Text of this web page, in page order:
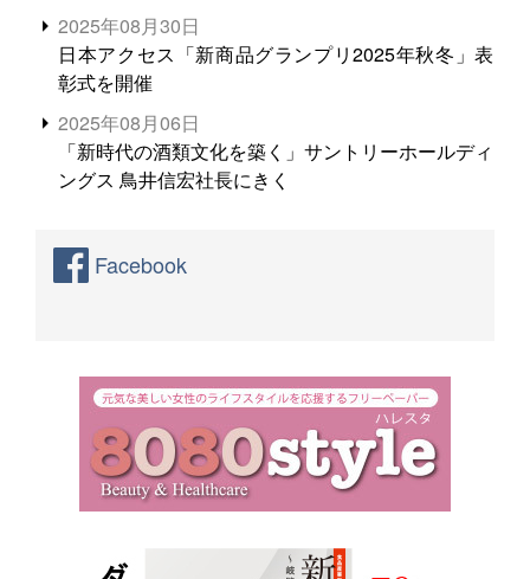
2025年08月30日
日本アクセス「新商品グランプリ2025年秋冬」表
彰式を開催
2025年08月06日
「新時代の酒類文化を築く」サントリーホールディ
ングス 鳥井信宏社長にきく
Facebook